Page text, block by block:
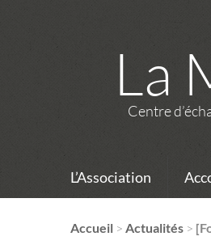
La
Centre
L’Association
Accueil >Actualités >